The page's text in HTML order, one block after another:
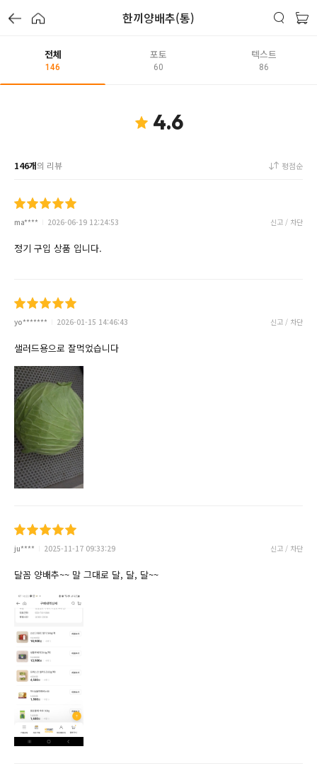
한끼양배추(통)
전체
146
포토
60
텍스트
86
4.6
146개의 리뷰 평점순
ma**** 2026-06-19 12:24:53 신고 / 차단
정기 구입 상품 입니다.
yo******* 2026-01-15 14:46:43 신고 / 차단
샐러드용으로 잘먹었습니다
ju**** 2025-11-17 09:33:29 신고 / 차단
달꼼 양배추~~ 말 그대로 달, 달, 달~~